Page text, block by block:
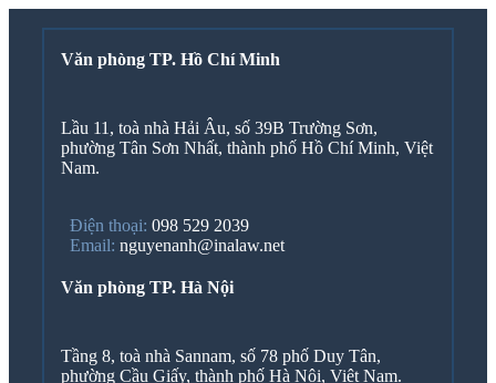
Văn phòng TP. Hồ Chí Minh
Lầu 11, toà nhà Hải Âu, số 39B Trường Sơn,
phường Tân Sơn Nhất, thành phố Hồ Chí Minh, Việt
Nam.
Điện thoại: 098 529 2039
Email: nguyenanh@inalaw.net
Văn phòng TP. Hà Nội
Tầng 8, toà nhà Sannam, số 78 phố Duy Tân,
phường Cầu Giấy, thành phố Hà Nội, Việt Nam.